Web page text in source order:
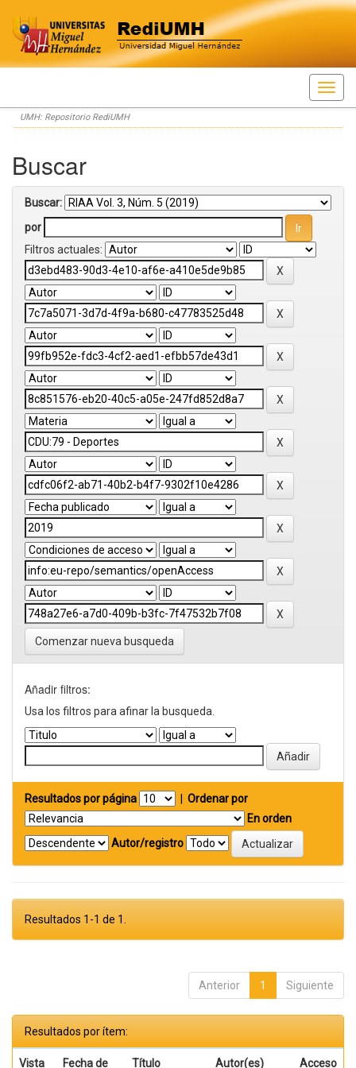
Skip
navigation
UMH: Repositorio RediUMH
Buscar
Buscar:
por
Filtros actuales:
Comenzar nueva busqueda
Añadir filtros:
Usa los filtros para afinar la busqueda.
Resultados por página
Ordenar por
En orden
Autor/registro
Resultados 1-1 de 1.
Anterior 1 Siguiente
Resultados por ítem:
Vista Fecha de Título Autor(es) Acceso